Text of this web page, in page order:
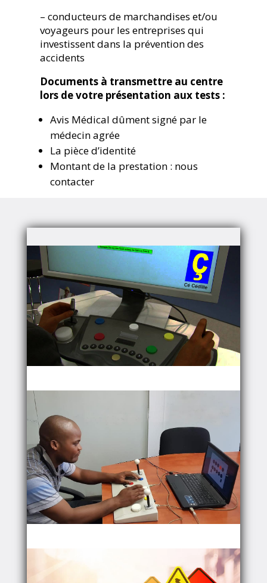
– conducteurs de marchandises et/ou
voyageurs pour les entreprises qui
investissent dans la prévention des
accidents
Documents à transmettre au centre
lors de votre présentation aux tests :
Avis Médical dûment signé par le
médecin agrée
La pièce d’identité
Montant de la prestation : nous
contacter